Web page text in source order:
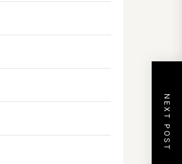
NEXT POST